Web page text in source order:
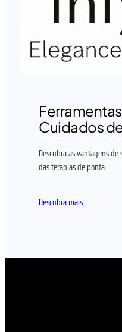
Cuidados
Descubra as vantagens
das terapias de ponta.
Descubra mais